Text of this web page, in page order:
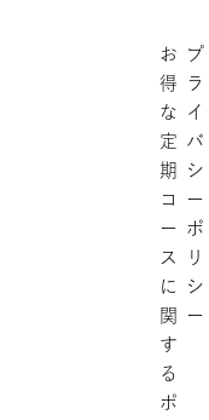
お
得
な
定
期
コ
ー
ス
に
関
す
る
ポ
プ
ラ
イ
バ
シ
ー
ポ
リ
シ
ー